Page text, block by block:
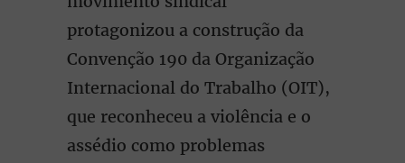
protagonizou a construção da
Convenção 190 da Organização
Internacional do Trabalho (OIT),
que reconheceu a violência e o
assédio como problemas